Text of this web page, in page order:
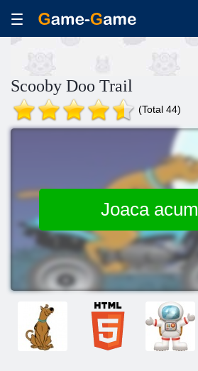
Scooby Doo Trail
(Total 44)
Joaca acum